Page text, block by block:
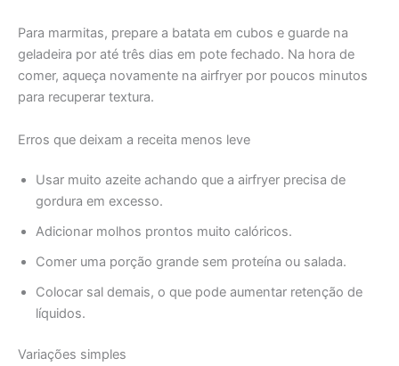
Para marmitas, prepare a batata em cubos e guarde na
geladeira por até três dias em pote fechado. Na hora de
comer, aqueça novamente na airfryer por poucos minutos
para recuperar textura.
Erros que deixam a receita menos leve
Usar muito azeite achando que a airfryer precisa de
gordura em excesso.
Adicionar molhos prontos muito calóricos.
Comer uma porção grande sem proteína ou salada.
Colocar sal demais, o que pode aumentar retenção de
líquidos.
Variações simples